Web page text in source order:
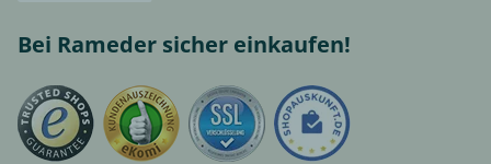
Bei Rameder sicher einkaufen!